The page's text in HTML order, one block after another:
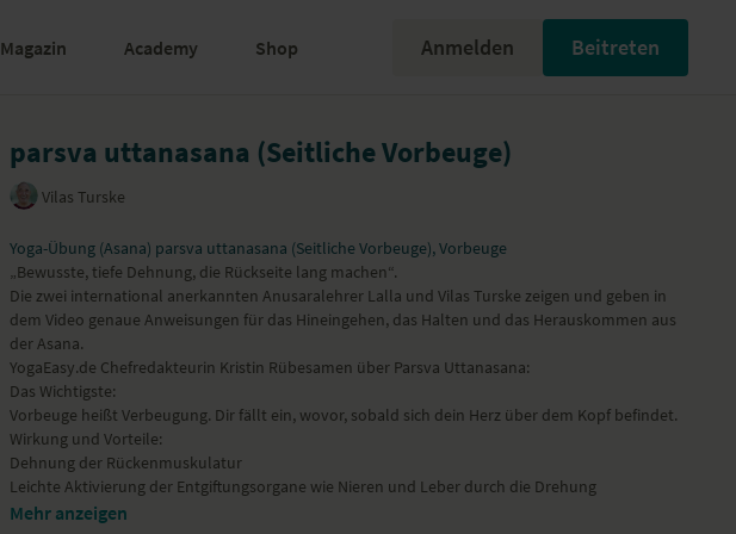
Magazin Academy Shop Anmelden Beitreten
parsva uttanasana (Seitliche Vorbeuge)
Vilas Turske
Yoga-Übung (Asana) parsva uttanasana (Seitliche Vorbeuge), Vorbeuge
„Bewusste, tiefe Dehnung, die Rückseite lang machen“.
Die zwei international anerkannten Anusaralehrer Lalla und Vilas Turske zeigen und geben in
dem Video genaue Anweisungen für das Hineingehen, das Halten und das Herauskommen aus
der Asana.
YogaEasy.de Chefredakteurin Kristin Rübesamen über Parsva Uttanasana:
Das Wichtigste:
Vorbeuge heißt Verbeugung. Dir fällt ein, wovor, sobald sich dein Herz über dem Kopf befindet.
Wirkung und Vorteile:
Dehnung der Rückenmuskulatur
Leichte Aktivierung der Entgiftungsorgane wie Nieren und Leber durch die Drehung
Entlastung von Schulter- und Nackenmuskulatur
Mehr anzeigen